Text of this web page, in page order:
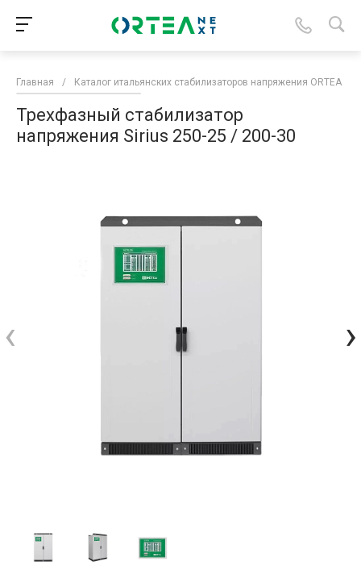
Главная / Каталог итальянских стабилизаторов напряжения ORTEA
Трехфазный стабилизатор
напряжения Sirius 250-25 / 200-30
‹ ›